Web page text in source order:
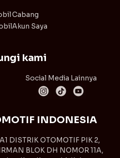
Cabang
Akun Saya
kami
Social Media Lainnya
INDONESIA
DISTRIK OTOMOTIF PIK 2,
BLOK DH NOMOR 11A,